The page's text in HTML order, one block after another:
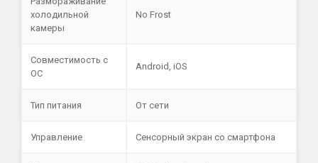
холодильной
камеры
No Frost
Совместимость с
ОС
Android, iOS
Тип питания От сети
Управление Сенсорный экран со смартфона